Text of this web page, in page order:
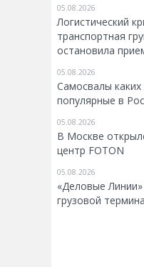
05.08.2026
Логистический
транспортная
остановила
05.08.2026
Самосвалы
популярные в
05.08.2026
В Москве
центр FOTON
05.08.2026
«Деловые Линии»
грузовой